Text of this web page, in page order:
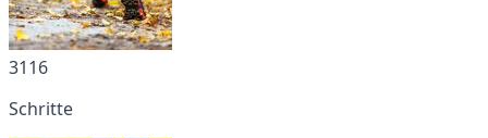
3116
Schritte